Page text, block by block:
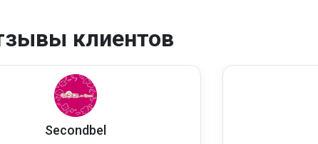
клиентов
Secondbel